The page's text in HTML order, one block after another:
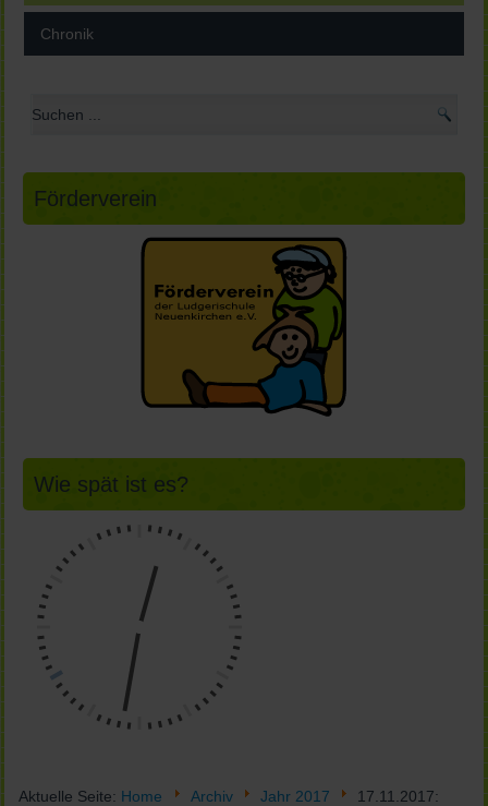
Chronik
Förderverein
Wie spät ist es?
Aktuelle Seite: Home Archiv Jahr 2017
17.11.2017: